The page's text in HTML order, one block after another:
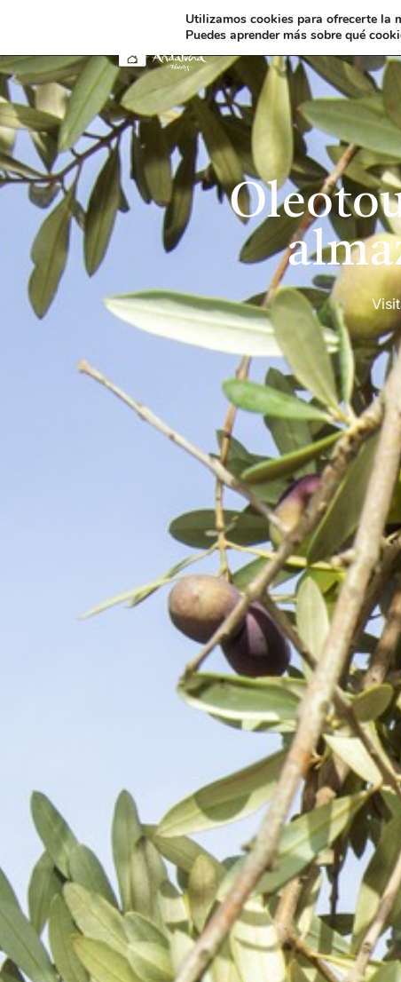
Utilizamos cookies para ofrecerte la
Puedes aprender más sobre qué